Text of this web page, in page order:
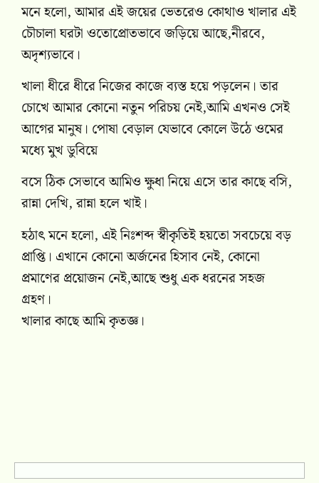
মনে হলো, আমার এই জয়ের ভেতরেও কোথাও খালার এই
চৌচালা ঘরটা ওতোপ্রোতভাবে জড়িয়ে আছে,নীরবে,
অদৃশ্যভাবে।
খালা ধীরে ধীরে নিজের কাজে ব্যস্ত হয়ে পড়লেন। তার
চোখে আমার কোনো নতুন পরিচয় নেই,আমি এখনও সেই
আগের মানুষ। পোষা বেড়াল যেভাবে কোলে উঠে ওমের
মধ্যে মুখ ডুবিয়ে
বসে ঠিক সেভাবে আমিও ক্ষুধা নিয়ে এসে তার কাছে বসি,
রান্না দেখি, রান্না হলে খাই।
হঠাৎ মনে হলো, এই নিঃশব্দ স্বীকৃতিই হয়তো সবচেয়ে বড়
প্রাপ্তি। এখানে কোনো অর্জনের হিসাব নেই, কোনো
প্রমাণের প্রয়োজন নেই,আছে শুধু এক ধরনের সহজ
গ্রহণ।
খালার কাছে আমি কৃতজ্ঞ।